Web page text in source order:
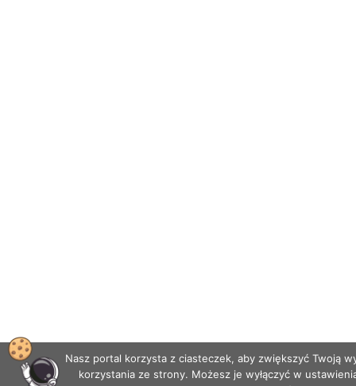
Nasz portal korzysta z ciasteczek, aby zwiększyć Twoją
korzystania ze strony. Możesz je wyłączyć w